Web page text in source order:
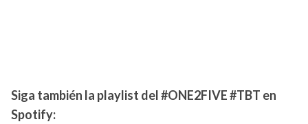
Siga también la playlist del #ONE2FIVE #TBT en
Spotify: